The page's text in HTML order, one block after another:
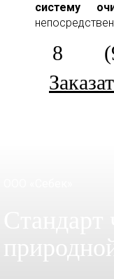
систему
8